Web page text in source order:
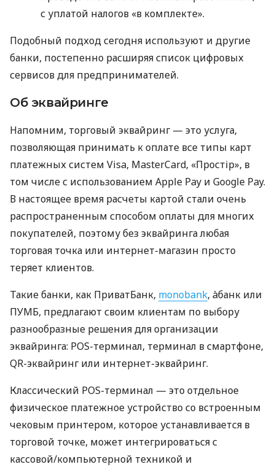
с уплатой налогов «в комплекте».
Подобный подход сегодня используют и другие
банки, постепенно расширяя список цифровых
сервисов для предпринимателей.
Об эквайринге
Напомним, торговый эквайринг — это услуга,
позволяющая принимать к оплате все типы карт
платежных систем Visa, MasterCard, «Простір», в
том числе с использованием Apple Pay и Google Pay.
В настоящее время расчеты картой стали очень
распространенным способом оплаты для многих
покупателей, поэтому без эквайринга любая
торговая точка или интернет-магазин просто
теряет клиентов.
Такие банки, как ПриватБанк, monobank, àбанк или
ПУМБ, предлагают своим клиентам по выбору
разнообразные решения для организации
эквайринга: POS-терминал, терминал в смартфоне,
QR-эквайринг или интернет-эквайринг.
Классический POS-терминал — это отдельное
физическое платежное устройство со встроенным
чековым принтером, которое устанавливается в
торговой точке, может интегрироваться с
кассовой/компьютерной техникой и